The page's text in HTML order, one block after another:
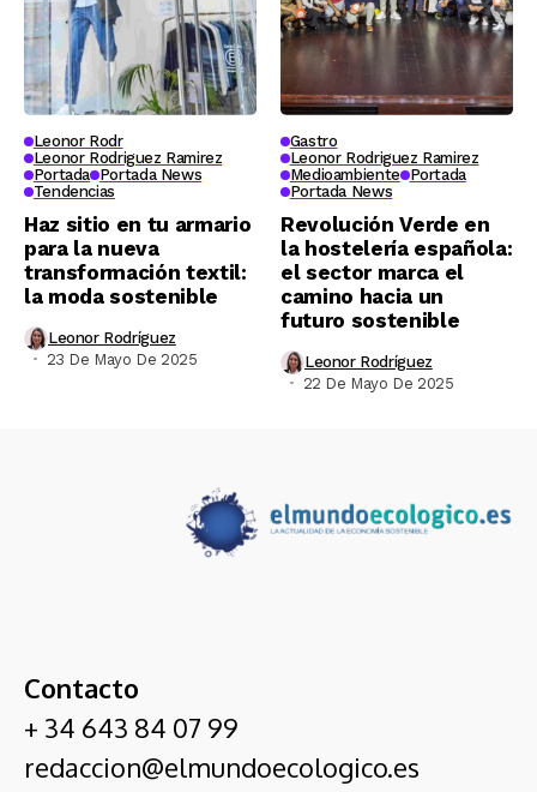
Leonor Rodr
Leonor Rodriguez Ramirez
Portada Portada News
Tendencias
Haz sitio en tu armario
para la nueva
transformación textil:
la moda sostenible
Leonor Rodríguez
23 De Mayo De 2025
Gastro
Leonor Rodriguez Ramirez
Medioambiente Portada
Portada News
Revolución Verde en
la hostelería española:
el sector marca el
camino hacia un
futuro sostenible
Leonor Rodríguez
22 De Mayo De 2025
Contacto
+ 34 643 84 07 99
redaccion@elmundoecologico.es